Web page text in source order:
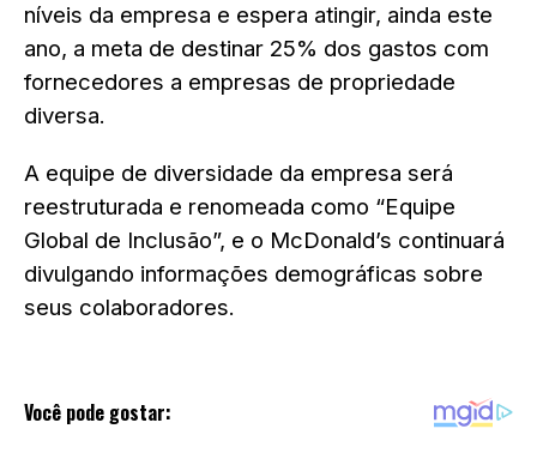
níveis da empresa e espera atingir, ainda este
ano, a meta de destinar 25% dos gastos com
fornecedores a empresas de propriedade
diversa.
A equipe de diversidade da empresa será
reestruturada e renomeada como “Equipe
Global de Inclusão”, e o McDonald’s continuará
divulgando informações demográficas sobre
seus colaboradores.